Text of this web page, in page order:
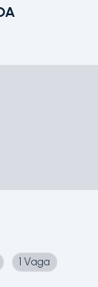
1 Vaga